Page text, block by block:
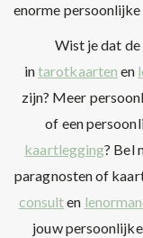
enorme
Wist je dat de
intarotkaarten en
zijn? Meer
of een
kaartlegging? Bel
paragnosten of
consulten
jouw